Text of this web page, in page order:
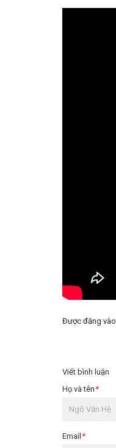
Được đăng vào
Viết bình luận
Họ và tên *
Email *